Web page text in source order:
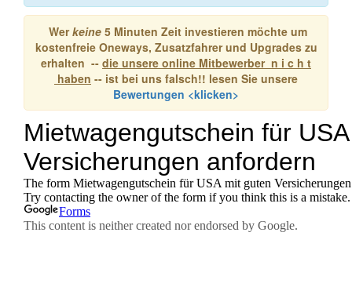
Wer keine 5 Minuten Zeit investieren möchte um
kostenfreie Oneways, Zusatzfahrer und Upgrades zu
erhalten -- die unsere online Mitbewerber n i c h t
haben -- ist bei uns falsch!! lesen Sie unsere
Bewertungen <klicken>